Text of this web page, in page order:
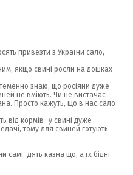
привезти з України сало,
якщо свині росли на дошках
знаю, що росіяни дуже
не вміють. Чи не вистачає
Просто кажуть, що в нас сало
від кормів- у свині дуже
тому для свиней готують
самі їдять казна що, а їх бідні